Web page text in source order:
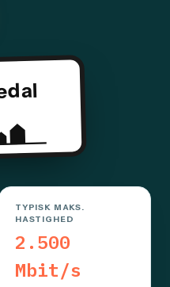
TYPISK MAKS.
HASTIGHED
2.500
Mbit/s